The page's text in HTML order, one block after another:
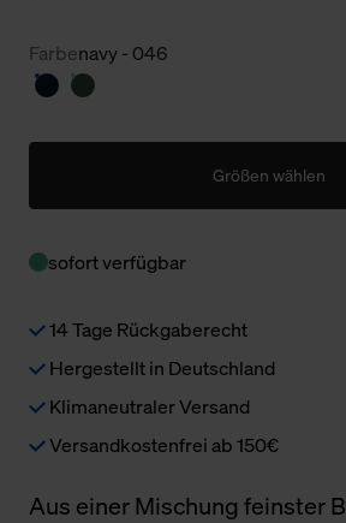
Farbenavy - 046
Größen wählen
sofort verfügbar
14 Tage Rückgaberecht
Hergestellt in Deutschland
Klimaneutraler Versand
Versandkostenfrei ab 150€
Aus einer Mischung feinster